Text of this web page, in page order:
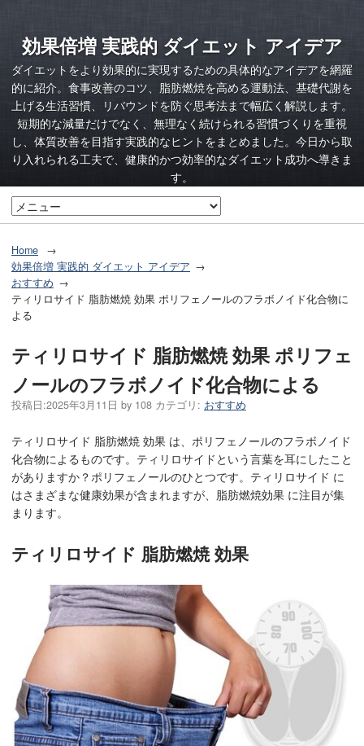
効果倍増 実践的 ダイエット アイデア
ダイエットをより効果的に実現するための具体的なアイデアを網羅
的に紹介。食事改善のコツ、脂肪燃焼を高める運動法、基礎代謝を
上げる生活習慣、リバウンドを防ぐ思考法まで幅広く解説します。
短期的な減量だけでなく、無理なく続けられる習慣づくりを重視
し、体質改善を目指す実践的なヒントをまとめました。今日から取
り入れられる工夫で、健康的かつ効率的なダイエット成功へ導きま
す。
Home
効果倍増 実践的 ダイエット アイデア
おすすめ
ティリロサイド 脂肪燃焼 効果 ポリフェノールのフラボノイド化合物に
よる
ティリロサイド 脂肪燃焼 効果 ポリフェ
ノールのフラボノイド化合物による
投稿日:2025年3月11日 by 108 カテゴリ: おすすめ
ティリロサイド 脂肪燃焼 効果 は、ポリフェノールのフラボノイド
化合物によるものです。ティリロサイドという言葉を耳にしたこと
がありますか？ポリフェノールのひとつです。ティリロサイド に
はさまざまな健康効果が含まれますが、脂肪燃焼効果 に注目が集
まります。
ティリロサイド 脂肪燃焼 効果